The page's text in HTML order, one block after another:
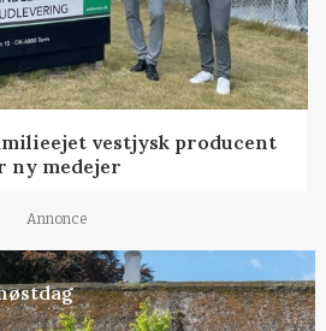
vestjysk producent
ny medejer
Annonce